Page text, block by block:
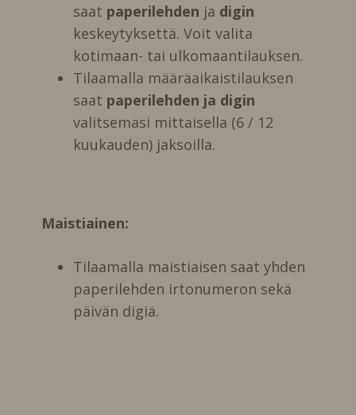
saat paperilehden ja digin
keskeytyksettä. Voit valita
kotimaan- tai ulkomaantilauksen.
Tilaamalla määräaikaistilauksen
saat paperilehden ja digin
valitsemasi mittaisella (6 / 12
kuukauden) jaksoilla.
Maistiainen:
Tilaamalla maistiaisen saat yhden
paperilehden irtonumeron sekä
päivän digiä.